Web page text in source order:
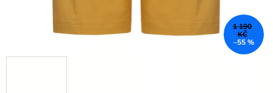
1 190
KČ
–55 %